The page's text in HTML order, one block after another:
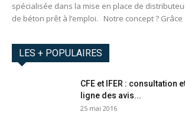
spécialisée dans la mise en place de
de béton prêt à l’emploi. Notre concept ? Grâce
LES + POPULAIRES
CFE et IFER : consultation
ligne des avis...
25 mai 2016